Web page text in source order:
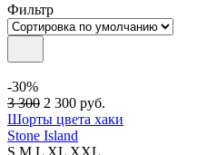
Фильтр
-30%
3 300 2 300 руб.
Шорты цвета хаки
Stone Island
S M L XL XXL